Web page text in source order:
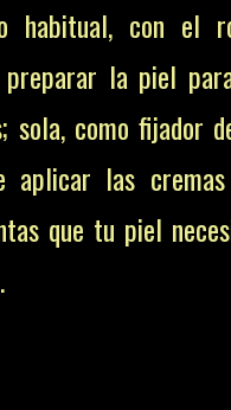
habitual, con el
preparar la piel
sola, como fijador
aplicar las
que tu piel